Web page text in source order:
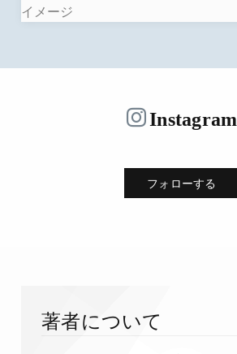
Instagram
フォローする
著者について